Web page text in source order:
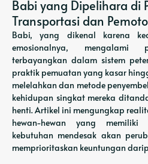
Babi yang Dipelihara di
Transportasi dan
Babi, yang dikenal karena
emosionalnya,
terbayangkan dalam sistem
praktik pemuatan yang kasar
melelahkan dan metode
kehidupan singkat mereka
henti. Artikel ini mengungkap
hewan-hewan yang
kebutuhan mendesak akan
memprioritaskan keuntungan